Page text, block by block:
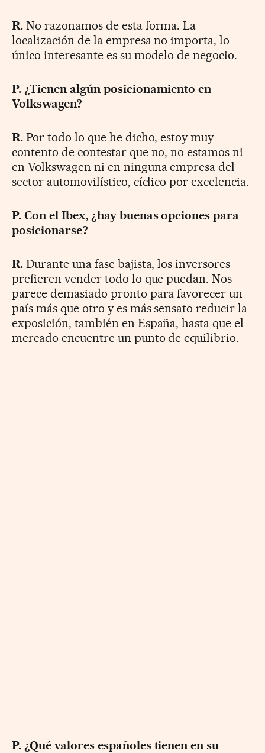
R.No razonamos de esta forma. La
localización de la empresa no importa, lo
único interesante es su modelo de negocio.
P. ¿Tienen algún posicionamiento en
Volkswagen?
R.Por todo lo que he dicho, estoy muy
contento de contestar que no, no estamos ni
en Volkswagen ni en ninguna empresa del
sector automovilístico, cíclico por excelencia.
P. Con el Ibex, ¿hay buenas opciones para
posicionarse?
R.Durante una fase bajista, los inversores
prefieren vender todo lo que puedan. Nos
parece demasiado pronto para favorecer un
país más que otro y es más sensato reducir la
exposición, también en España, hasta que el
mercado encuentre un punto de equilibrio.
P. ¿Qué valores españoles tienen en su